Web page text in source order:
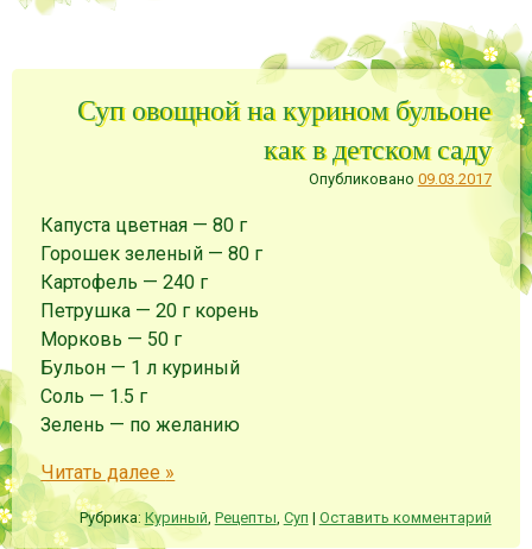
Суп овощной на курином бульоне
как в детском саду
Опубликовано 09.03.2017
Капуста цветная —80 г
Горошек зеленый —80 г
Картофель —240 г
Петрушка —20 г корень
Морковь — 50 г
Бульон — 1 л куриный
Соль — 1.5 г
Зелень — по желанию
Читать далее »
Рубрика: Куриный, Рецепты, Суп | Оставить комментарий